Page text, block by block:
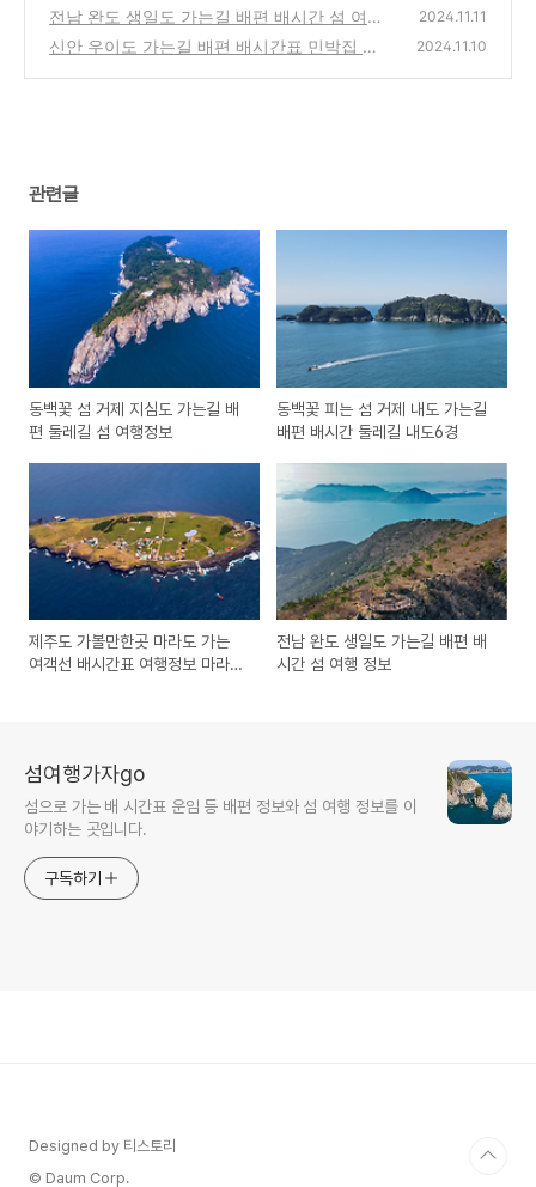
표 여행정보 마라도 둘레길
(7)
전남 완도 생일도 가는길 배편 배시간 섬 여행
정보
(6)
2024.11.11
신안 우이도 가는길 배편 배시간표 민박집 둘
2024.11.10
관련글
동백꽃 섬 거제 지심도 가는길 배
편 둘레길 섬 여행정보
동백꽃 피는 섬 거제 내도 가는길
배편 배시간 둘레길 내도6경
제주도 가볼만한곳 마라도 가는
여객선 배시간표 여행정보 마라도
전남 완도 생일도 가는길 배편 배
시간 섬 여행 정보
섬여행가자go
섬으로 가는 배 시간표 운임 등 배편 정보와 섬 여행 정보를 이
야기하는 곳입니다.
구독하기
Designed by 티스토리
© Daum Corp.